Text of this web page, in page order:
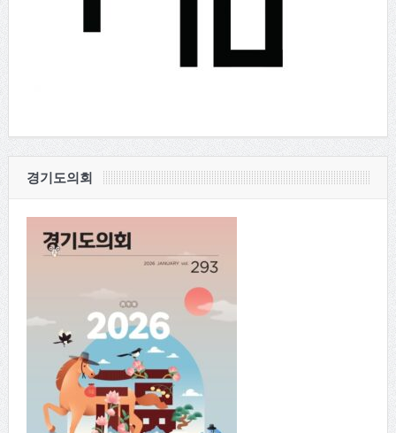
경기도의회